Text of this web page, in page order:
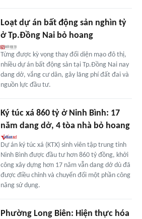
Loạt dự án bất động sản nghìn tỷ
ở Tp.Đồng Nai bỏ hoang
Từng được kỳ vọng thay đổi diện mạo đô thị,
nhiều dự án bất động sản tại Tp.Đồng Nai nay
dang dở, vắng cư dân, gây lãng phí đất đai và
nguồn lực đầu tư.
Ký túc xá 860 tỷ ở Ninh Bình: 17
năm dang dở, 4 tòa nhà bỏ hoang
Dự án ký túc xá (KTX) sinh viên tập trung tỉnh
Ninh Bình được đầu tư hơn 860 tỷ đồng, khởi
công xây dựng hơn 17 năm vẫn dang dở dù đã
được điều chỉnh và chuyển đổi một phần công
năng sử dụng.
Phường Long Biên: Hiện thực hóa